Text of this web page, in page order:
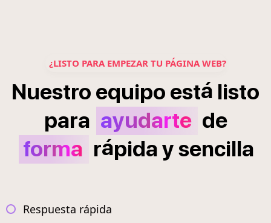
¿LISTO PARA EMPEZAR TU PÁGINA WEB?
Nuestro equipo está listo
para ayudarte de
forma rápidaysencilla
Respuesta rápida